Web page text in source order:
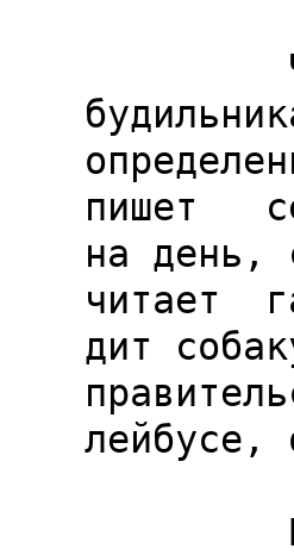
пишет
на день,
читает
дит